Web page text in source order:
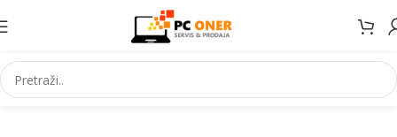
Početna Elektronika Mobiteli Mobilni telefoni